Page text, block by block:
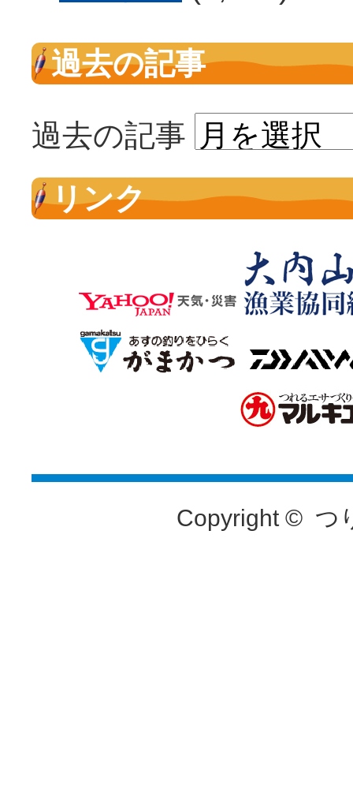
過去の記事
過去の記事
リンク
Copyright © つ